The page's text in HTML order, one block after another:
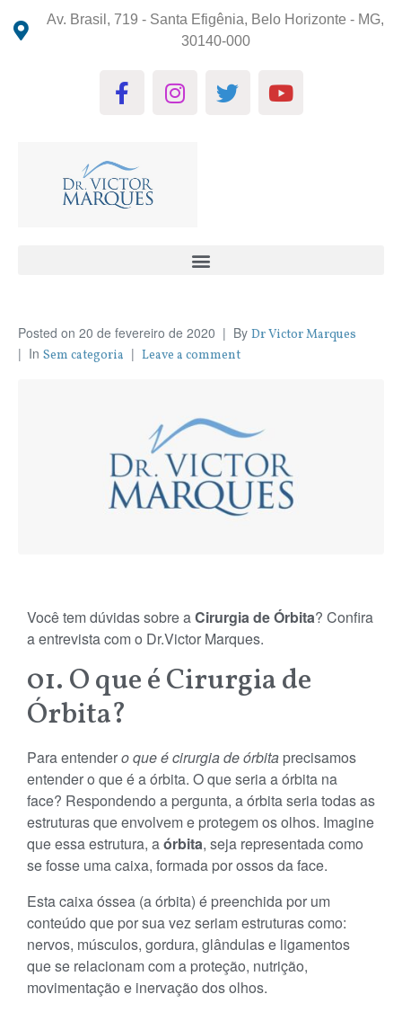
Av. Brasil, 719 - Santa Efigênia, Belo Horizonte - MG,
30140-000
Posted on 20 de fevereiro de 2020 By Dr Victor Marques
In Sem categoria Leave a comment
Você tem dúvidas sobre aCirurgia de Órbita? Confira
a entrevista com o Dr.Victor Marques.
01. O que é Cirurgia de
Órbita?
Para entendero que é cirurgia de órbita precisamos
entender o que é a órbita. O que seria a órbita na
face? Respondendo a pergunta, a órbita seria todas as
estruturas que envolvem e protegem os olhos. Imagine
que essa estrutura, aórbita, seja representada como
se fosse uma caixa, formada por ossos da face.
Esta caixa óssea (a órbita) é preenchida por um
conteúdo que por sua vez seriam estruturas como:
nervos, músculos, gordura, glândulas e ligamentos
que se relacionam com a proteção, nutrição,
movimentação e inervação dos olhos.